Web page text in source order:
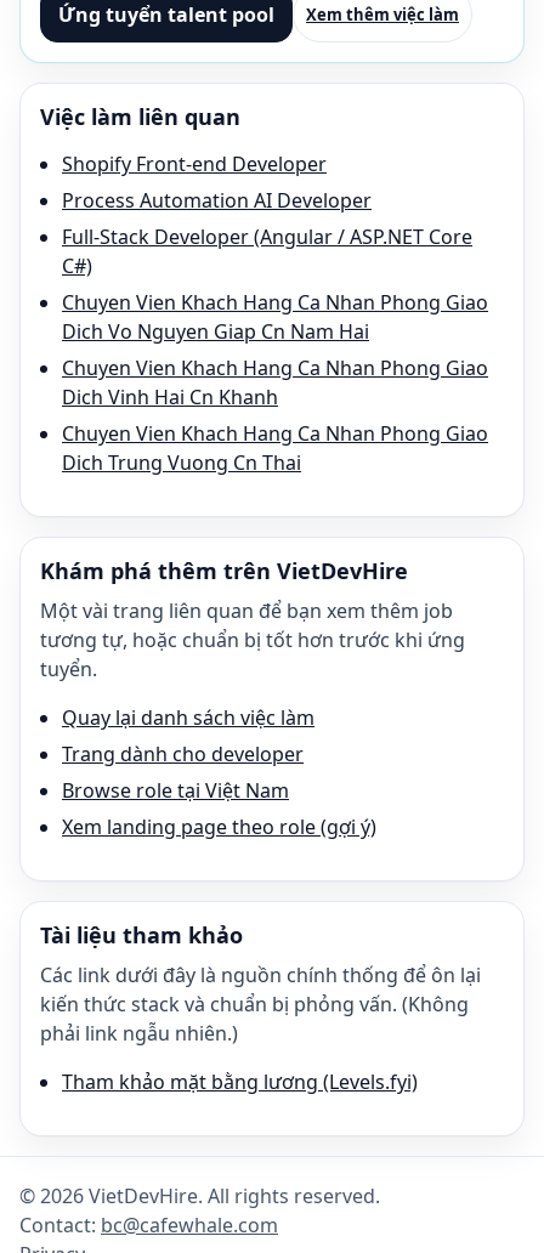
Ứng tuyển talent pool Xem thêm việc làm
Việc làm liên quan
Shopify Front-end Developer
Process Automation AI Developer
Full-Stack Developer (Angular / ASP.NET Core
C#)
Chuyen Vien Khach Hang Ca Nhan Phong Giao
Dich Vo Nguyen Giap Cn Nam Hai
Chuyen Vien Khach Hang Ca Nhan Phong Giao
Dich Vinh Hai Cn Khanh
Chuyen Vien Khach Hang Ca Nhan Phong Giao
Dich Trung Vuong Cn Thai
Khám phá thêm trên VietDevHire
Một vài trang liên quan để bạn xem thêm job
tương tự, hoặc chuẩn bị tốt hơn trước khi ứng
tuyển.
Quay lại danh sách việc làm
Trang dành cho developer
Browse role tại Việt Nam
Xem landing page theo role (gợi ý)
Tài liệu tham khảo
Các link dưới đây là nguồn chính thống để ôn lại
kiến thức stack và chuẩn bị phỏng vấn. (Không
phải link ngẫu nhiên.)
Tham khảo mặt bằng lương (Levels.fyi)
©2026VietDevHire. All rights reserved.
Contact: bc@cafewhale.com